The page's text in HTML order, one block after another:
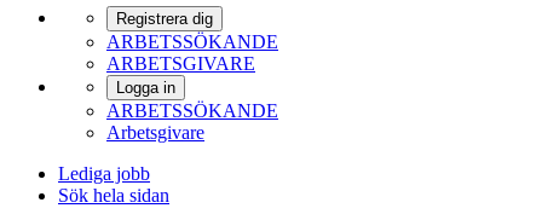
Registrera dig
ARBETSSÖKANDE
ARBETSGIVARE
Logga in
ARBETSSÖKANDE
Arbetsgivare
Lediga jobb
Sök hela sidan